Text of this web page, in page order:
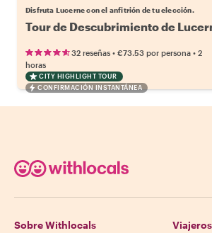
Disfruta Lucerne con el anfitrión de tu elección.
Tour de Descubrimiento de
32 reseñas • €73.53 por persona • 2
horas
CITY HIGHLIGHT TOUR
CONFIRMACIÓN INSTANTÁNEA
Sobre Withlocals Viajeros